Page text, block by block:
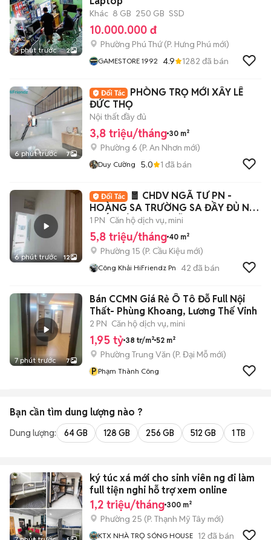
5 phút trước 2
Khác 8 GB 250 GB SSD
10.000.000 đ
Phường Phú Thứ(P. Hưng Phú mới)
GAMESTORE 1992 4.9 1282 đã bán
6 phút trước 7
PHÒNG TRỌ MỚI XÂY LÊ
ĐỨC THỌ
Nội thất đầy đủ
3,8 triệu/tháng 30 m²
Phường 6 (P. An Nhơn mới)
Duy Cường 5.0 1 đã bán
6 phút trước 12
🧧 CHDV NGÃ TƯ PN -
HOÀNG SA TRƯỜNG SA ĐẦY ĐỦ NỘI
THẤT SIÊU RỘNG RÃI
1 PN Căn hộ dịch vụ, mini
5,8 triệu/tháng 40 m²
Phường 15 (P. Cầu Kiệu mới)
Công Khải HiFriendz Pn 42 đã bán
7 phút trước 7
Bán CCMN Giá Rẻ Ô Tô Đỗ Full Nội
Thất- Phùng Khoang, Lương Thế Vinh
2 PN Căn hộ dịch vụ, mini
1,95 tỷ 38 tr/m² 52 m²
Phường Trung Văn (P. Đại Mỗ mới)
P Phạm Thành Công
Bạn cần tìm dung lượng nào ?
Dung lượng: 64 GB 128 GB 256 GB 512 GB 1 TB
ký túc xá mới cho sinh viên ng đi làm
full tiện nghi hỗ trợ xem online
1,2 triệu/tháng 300 m²
Phường 25 (P. Thạnh Mỹ Tây mới)
KTX NHÀ TRỌ SÓNG HOUSE 12 đã bán